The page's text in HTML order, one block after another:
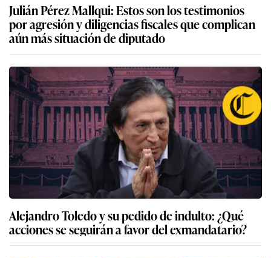
Julián Pérez Mallqui: Estos son los testimonios
por agresión y diligencias fiscales que complican
aún más situación de diputado
Alejandro Toledo y su pedido de indulto: ¿Qué
acciones se seguirán a favor del exmandatario?